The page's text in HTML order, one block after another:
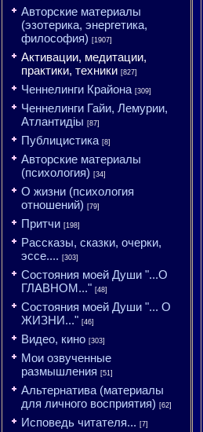
Авторские материалы
(эзотерика, энергетика,
философия) [1907]
Активации, медитации,
практики, техники [827]
Ченнелинги Крайона [309]
Ченнелинги Гайи, Лемурии,
Атлантидіы [87]
Публицистика [8]
Авторские материалы
(психология) [34]
О жизни (психология
отношений) [79]
Притчи [198]
Рассказы, сказки, очерки,
эссе.... [303]
Состояния моей Души "...О
ГЛАВНОМ..." [48]
Состояния моей Души "... О
ЖИЗНИ..." [46]
Видео, кино [303]
Мои озвученные
размышления [51]
Альтернатива (материалы
для личного восприятия) [62]
Исповедь читателя... [7]